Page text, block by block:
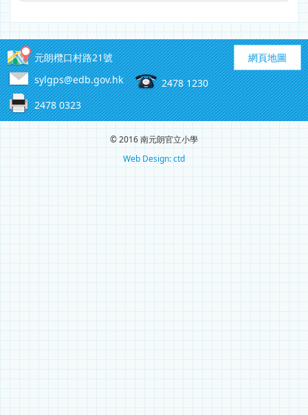
網頁地圖
元朗欖口村路21號
sylgps@edb.gov.hk
2478 1230
2478 0323
© 2016 南元朗官立小學
Web Design: ctd